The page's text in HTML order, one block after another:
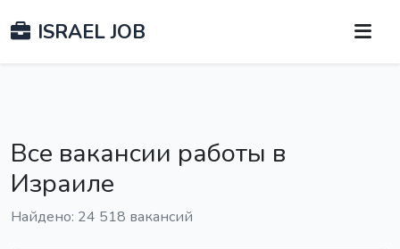
ISRAEL JOB
Все вакансии работы в
Израиле
Найдено: 24 518 вакансий